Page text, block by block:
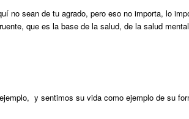
no sean de tu agrado, pero eso no importa, lo
que es la base de la salud, de la salud
y sentimos su vida como ejemplo de su